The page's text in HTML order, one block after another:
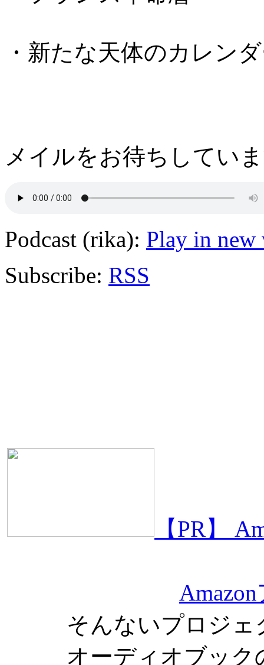
・新たな天体のカレン
メイルをお待ちしてい
Podcast (rika): Play in
Subscribe: RSS
【PR】
そんないプロジェ
オーディオブック